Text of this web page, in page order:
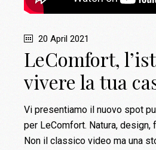
20 April 2021
LeComfort,
vivere la tua
Vi presentiamo il nuovo spot
per LeComfort. Natura, design,
Non il classico video ma una